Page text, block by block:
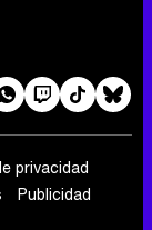
privacidad
Publicidad